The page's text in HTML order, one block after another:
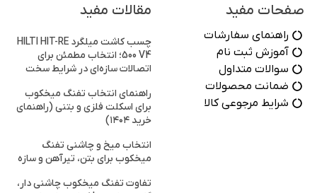
صفحات مفید
راهنمای سفارشات
آموزش ثبت نام
سوالات متداول
ضمانت محصولات
شرایط مرجوعی کالا
مقالات مفید
چسب کاشت میلگرد HILTI HIT-RE
500 V4؛ انتخاب مطمئن برای
اتصالات سازه‌ای در شرایط سخت
راهنمای انتخاب تفنگ میخکوب
برای اسکلت فلزی و بتنی (راهنمای
خرید ۱۴۰۴)
انتخاب میخ و چاشنی تفنگ
میخکوب برای بتن، تیرآهن و سازه
تفاوت تفنگ میخکوب چاشنی دار،